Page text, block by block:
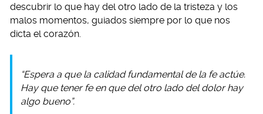
descubrir lo que hay del otro lado de la tristeza y los
malos momentos, guiados siempre por lo que nos
dicta el corazón.
“Espera a que la calidad fundamental de la fe actúe.
Hay que tener fe en que del otro lado del dolor hay
algo bueno”.